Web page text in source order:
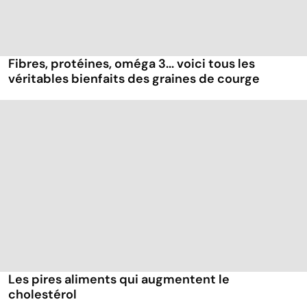
Fibres, protéines, oméga 3... voici tous les
véritables bienfaits des graines de courge
Les pires aliments qui augmentent le
cholestérol